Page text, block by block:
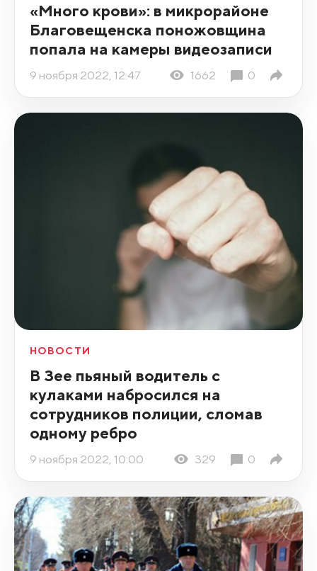
«Много крови»: в микрорайоне
Благовещенска поножовщина
попала на камеры видеозаписи
9 ноября 2022, 12:47 1662 0
НОВОСТИ
В Зее пьяный водитель с
кулаками набросился на
сотрудников полиции, сломав
одному ребро
9 ноября 2022, 10:00 329 0